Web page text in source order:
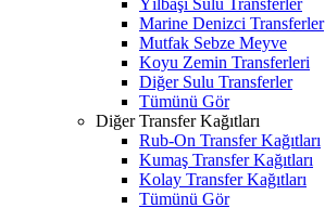
Yılbaşı Sulu Transferler
Marine Denizci Transferler
Mutfak Sebze Meyve
Koyu Zemin Transferleri
Diğer Sulu Transferler
Tümünü Gör
Diğer Transfer Kağıtları
Rub-On Transfer Kağıtları
Kumaş Transfer Kağıtları
Kolay Transfer Kağıtları
Tümünü Gör